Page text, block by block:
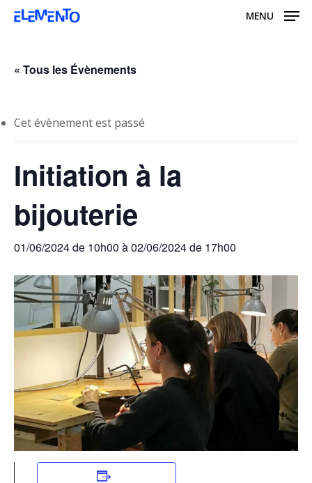
Skip
content
MENU
« Tous les Évènements
Cet évènement est passé
Initiation à la
bijouterie
01/06/2024 de 10h00 à02/06/2024 de 17h00